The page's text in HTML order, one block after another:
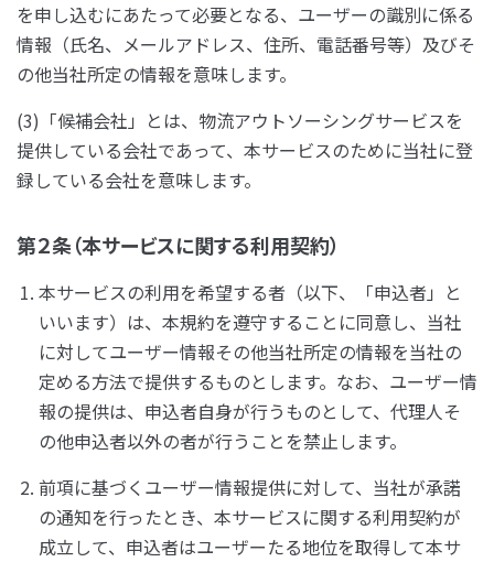
を申し込むにあたって必要となる、ユーザーの識別に係る
情報（氏名、メールアドレス、住所、電話番号等）及びそ
の他当社所定の情報を意味します。
(3)「候補会社」とは、物流アウトソーシングサービスを
提供している会社であって、本サービスのために当社に登
録している会社を意味します。
第２条（本サービスに関する利用契約）
本サービスの利用を希望する者（以下、「申込者」と
いいます）は、本規約を遵守することに同意し、当社
に対してユーザー情報その他当社所定の情報を当社の
定める方法で提供するものとします。なお、ユーザー情
報の提供は、申込者自身が行うものとして、代理人そ
の他申込者以外の者が行うことを禁止します。
前項に基づくユーザー情報提供に対して、当社が承諾
の通知を行ったとき、本サービスに関する利用契約が
成立して、申込者はユーザーたる地位を取得して本サ